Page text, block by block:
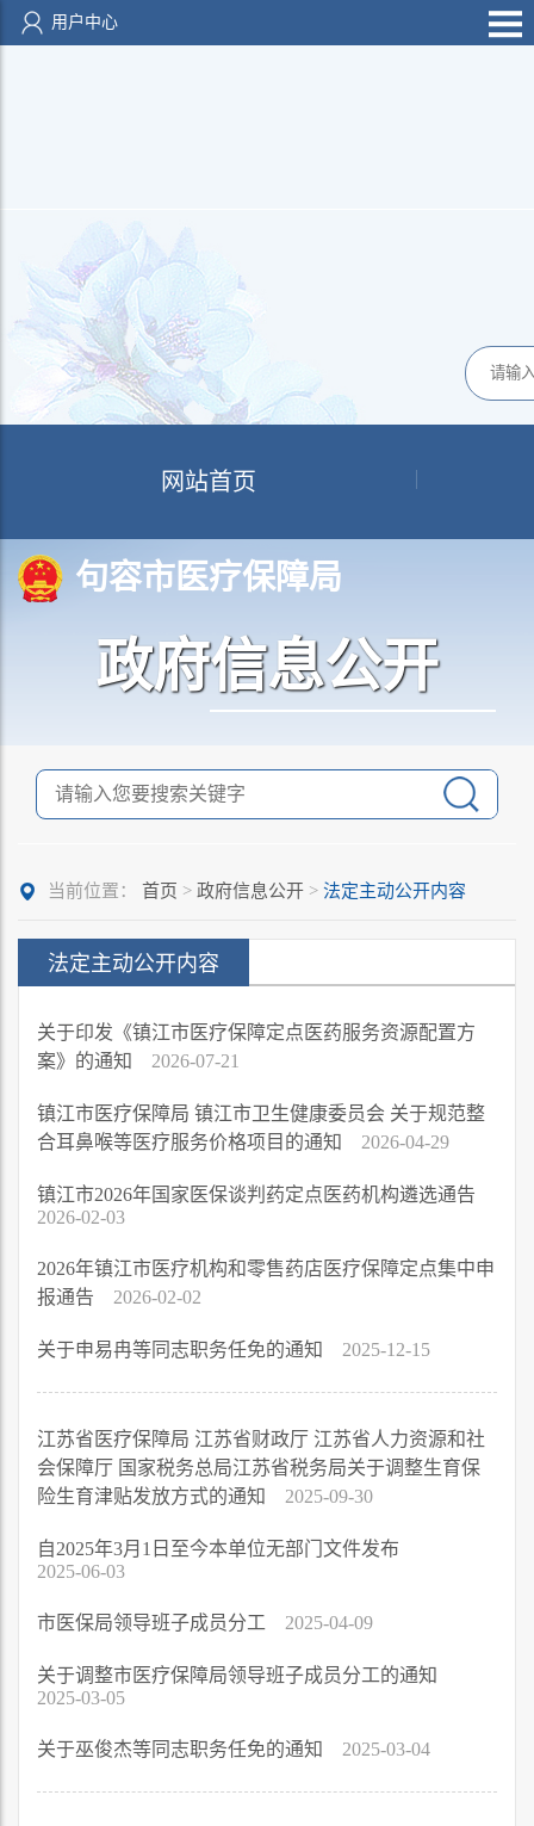
用户中心
网站首页
句容市医疗保障局
政府信息公开
当前位置： 首页 > 政府信息公开 > 法定主动公开内容
法定主动公开内容
关于印发《镇江市医疗保障定点医药服务资源配置方
案》的通知
2026-07-21
镇江市医疗保障局 镇江市卫生健康委员会 关于规范整
合耳鼻喉等医疗服务价格项目的通知
2026-04-29
镇江市2026年国家医保谈判药定点医药机构遴选通告
2026-02-03
2026年镇江市医疗机构和零售药店医疗保障定点集中申
报通告
2026-02-02
关于申易冉等同志职务任免的通知 2025-12-15
江苏省医疗保障局 江苏省财政厅 江苏省人力资源和社
会保障厅 国家税务总局江苏省税务局关于调整生育保
险生育津贴发放方式的通知
2025-09-30
自2025年3月1日至今本单位无部门文件发布
2025-06-03
市医保局领导班子成员分工 2025-04-09
关于调整市医疗保障局领导班子成员分工的通知
2025-03-05
关于巫俊杰等同志职务任免的通知 2025-03-04